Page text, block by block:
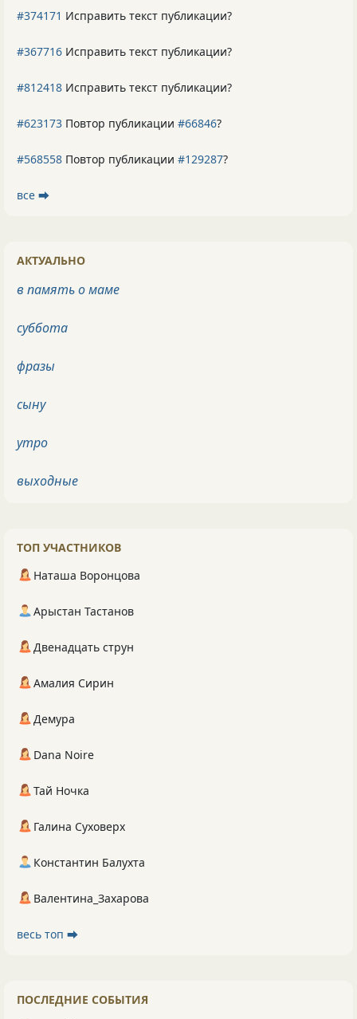
#374171 Исправить текст публикации?
#367716 Исправить текст публикации?
#812418 Исправить текст публикации?
#623173 Повтор публикации #66846?
#568558 Повтор публикации #129287?
все ⮕
АКТУАЛЬНО
в память о маме
суббота
фразы
сыну
утро
выходные
ТОП УЧАСТНИКОВ
Наташа Воронцова
Арыстан Тастанов
Двенадцать струн
Амалия Сирин
Демура
Dana Noire
Тай Ночка
Галина Суховерх
Константин Балухта
Валентина_Захарова
весь топ ⮕
ПОСЛЕДНИЕ СОБЫТИЯ